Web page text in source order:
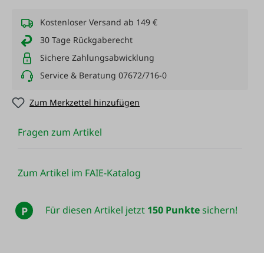
Kostenloser Versand ab 149 €
30 Tage Rückgaberecht
Sichere Zahlungsabwicklung
Service & Beratung 07672/716-0
Zum Merkzettel hinzufügen
Fragen zum Artikel
Zum Artikel im FAIE-Katalog
P Für diesen Artikel jetzt 150 Punktesichern!